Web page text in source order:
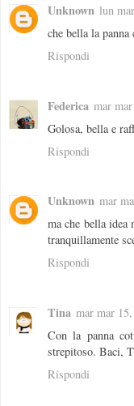
Unknown lun
che bella la
Rispondi
Federica mar
Golosa, bella e
Rispondi
Unknown mar
ma che bella
tranquillamente
Rispondi
Tina mar mar
Con la panna
strepitoso. Baci,
Rispondi